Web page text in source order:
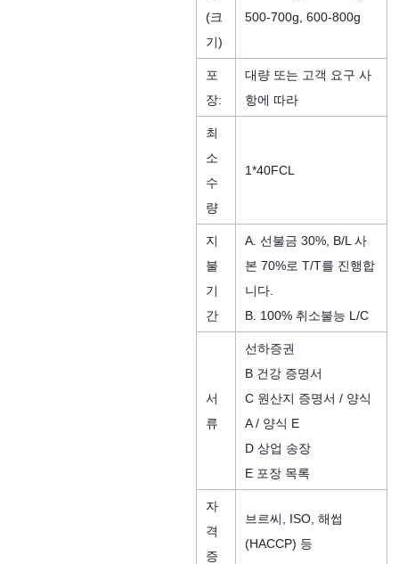
(크
기)
500-700g, 600-800g
포
장:
대량 또는 고객 요구 사
항에 따라
최
소
수
량
1*40FCL
지
불
기
간
A. 선불금 30%, B/L 사
본 70%로 T/T를 진행합
니다.
B. 100% 취소불능 L/C
서
류
선하증권
B 건강 증명서
C 원산지 증명서 / 양식
A / 양식 E
D 상업 송장
E 포장 목록
자
격
증
브르씨, ISO, 해썹
(HACCP) 등